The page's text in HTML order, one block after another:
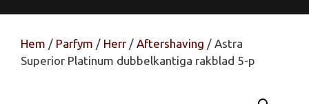
Hem / Parfym / Herr / Aftershaving / Astra
Superior Platinum dubbelkantiga rakblad 5-p